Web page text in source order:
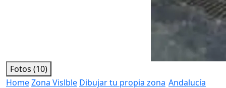
Fotos (10)
HomeZona Vislble Dibujar tu propia zona Andalucía